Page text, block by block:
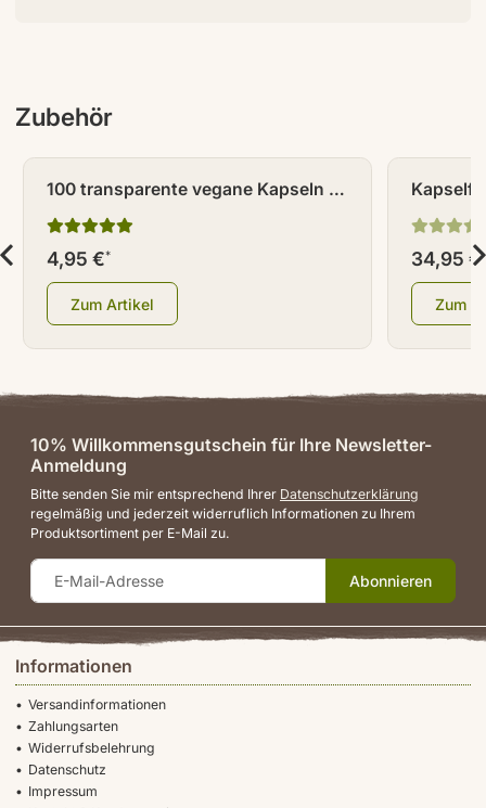
Zubehör
100 transparente vegane Kapseln /
Leerkapseln Größe 0
4,95 €*
Zum Artikel
34,95 €*
Zum
Informationen
Versandinformationen
Zahlungsarten
Widerrufsbelehrung
Datenschutz
Impressum
10% Willkommensgutschein für Ihre Newsletter-
Anmeldung
Bitte senden Sie mir entsprechend Ihrer Datenschutzerklärung
regelmäßig und jederzeit widerruflich Informationen zu Ihrem
Produktsortiment per E-Mail zu.
Abonnieren